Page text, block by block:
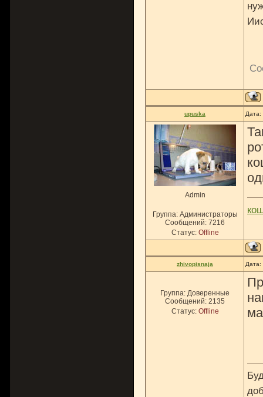
upuska
Admin
Группа: Администраторы
Сообщений: 7216
Статус: Offline
zhivopisnaja
Группа: Доверенные
Сообщений: 2135
Статус: Offline